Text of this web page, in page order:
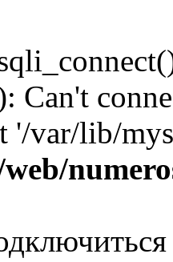
Can't
'/var/lib/